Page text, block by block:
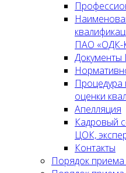
ПАО «ОДК-
Процедура
оценки
Апелляция
Кадровый
ЦОК,
Контакты
Порядок приема